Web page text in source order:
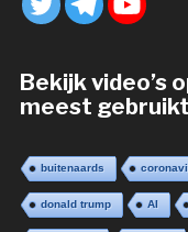
Bekijk video’s
meest
buitenaards
donald trump AI